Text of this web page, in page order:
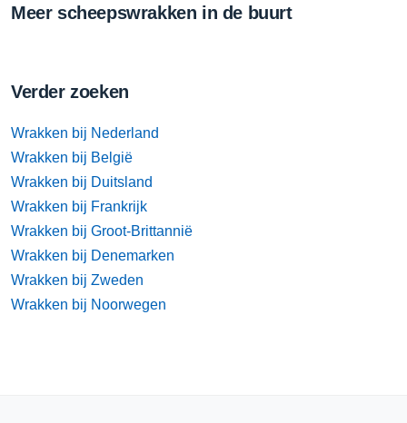
Meer scheepswrakken in de buurt
Verder zoeken
Wrakken bij Nederland
Wrakken bij België
Wrakken bij Duitsland
Wrakken bij Frankrijk
Wrakken bij Groot-Brittannië
Wrakken bij Denemarken
Wrakken bij Zweden
Wrakken bij Noorwegen